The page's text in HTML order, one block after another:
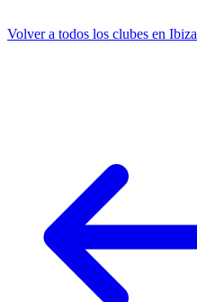
Volver a todos los clubes en Ibiza